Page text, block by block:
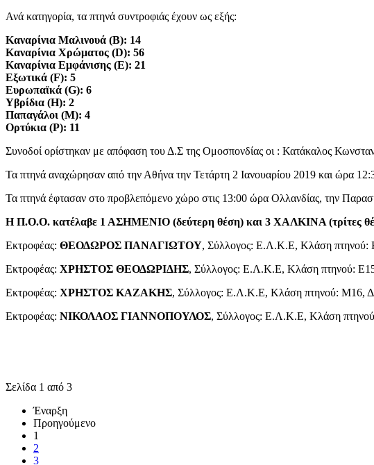
Ανά κατηγορία, τα πτηνά συντροφιάς έχουν ως εξής:
Καναρίνια Μαλινουά (B): 14
Καναρίνια Χρώματος (D): 56
Καναρίνια Εμφάνισης (E): 21
Εξωτικά (F): 5
Ευρωπαϊκά (G): 6
Υβρίδια (H): 2
Παπαγάλοι (M): 4
Ορτύκια (P): 11
Συνοδοί ορίστηκαν με απόφαση του Δ.Σ της Ομοσπονδίας οι : Κατάκαλος
Τα πτηνά αναχώρησαν από την Αθήνα την Τετάρτη 2 Ιανουαρίου 2019 και ώρα
Τα πτηνά έφτασαν στο προβλεπόμενο χώρο στις 13:00 ώρα Ολλανδίας, την
Η Π.Ο.Ο. κατέλαβε 1 ΑΣΗΜΕΝΙΟ (δεύτερη θέση) και 3 ΧΑΛΚΙΝΑ (τρίτες
Εκτροφέας: ΘΕΟΔΩΡΟΣ ΠΑΝΑΓΙΩΤΟΥ, Σύλλογος: Ε.Λ.Κ.Ε, Κλάση πτηνού:
Εκτροφέας: ΧΡΗΣΤΟΣ ΘΕΟΔΩΡΙΔΗΣ, Σύλλογος: Ε.Λ.Κ.Ε, Κλάση πτηνού:
Εκτροφέας: ΧΡΗΣΤΟΣ ΚΑΖΑΚΗΣ, Σύλλογος: Ε.Λ.Κ.Ε, Κλάση πτηνού: Μ16,
Εκτροφέας: ΝΙΚΟΛΑΟΣ ΓΙΑΝΝΟΠΟΥΛΟΣ, Σύλλογος: Ε.Λ.Κ.Ε, Κλάση
Σελίδα 1 από 3
Έναρξη
Προηγούμενο
1
2
3